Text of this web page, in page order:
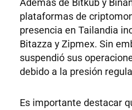
Además de Bitkub y
plataformas de
presencia en Tailandia
Bitazza y Zipmex. Sin
suspendió sus
debido a la presión
Es importante destacar